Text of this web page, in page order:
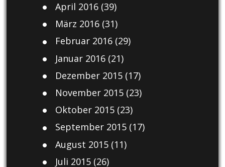
April 2016(39)
März 2016(31)
Februar 2016(29)
Januar 2016(21)
Dezember 2015(17)
November 2015(23)
Oktober 2015(23)
September 2015(17)
August 2015(11)
Juli 2015(26)